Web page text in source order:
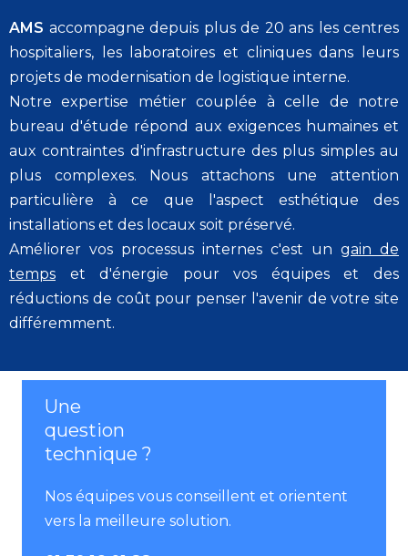
AMS accompagne depuis plus de 20 ans les centres
hospitaliers, les laboratoires et cliniques dans leurs
projets de modernisation de logistique interne.
Notre expertise métier couplée à celle de notre
bureau d'étude répond aux exigences humaines et
aux contraintes d'infrastructure des plus simples au
plus complexes. Nous attachons une attention
particulière à ce que l'aspect esthétique des
installations et des locaux soit préservé.
Améliorer vos processus internes c'est un gain de
temps et d'énergie pour vos équipes et des
réductions de coût pour penser l'avenir de votre site
différemment.
Une
question
technique ?
Nos équipes vous conseillent et orientent
vers la meilleure solution.